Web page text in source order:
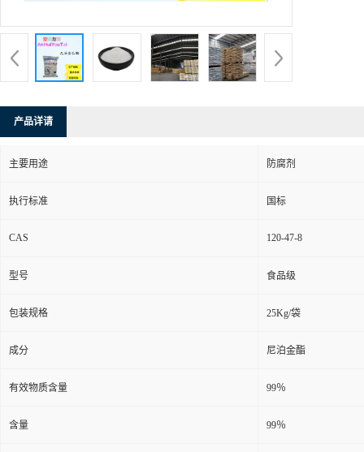
产品详请
主要用途 防腐剂
执行标准 国标
CAS 120-47-8
型号 食品级
包装规格 25Kg/袋
成分 尼泊金酯
有效物质含量 99％
含量 99％